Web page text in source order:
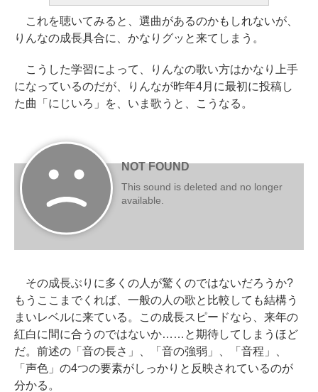
これを聴いてみると、選曲があるのかもしれないが、
りんなの成長具合に、かなりグッと来てしまう。
こうした学習によって、りんなの歌い方はかなり上手
になっているのだが、りんなが昨年4月に最初に投稿し
た曲「にじいろ」を、いま歌うと、こうなる。
その成長ぶりに多くの人が驚くのではないだろうか?
もうここまでくれば、一般の人の歌と比較しても結構う
まいレベルに来ている。この成長スピードなら、来年の
紅白に間に合うのではないか……と期待してしまうほど
だ。前述の「音の長さ」、「音の強弱」、「音程」、
「声色」の4つの要素がしっかりと反映されているのが
分かる。